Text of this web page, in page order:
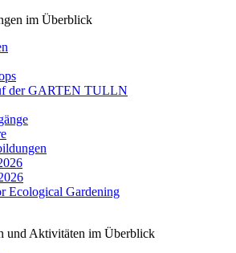
im Überblick
der GARTEN TULLN
Ecological Gardening
und Aktivitäten im Überblick